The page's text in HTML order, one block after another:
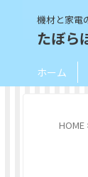
機材と家電
たぼら
ホーム
HOME